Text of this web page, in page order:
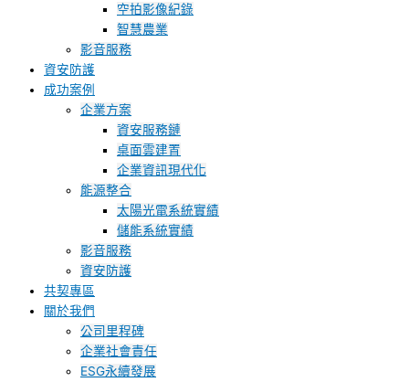
空拍影像紀錄
智慧農業
影音服務
資安防護
成功案例
企業方案
資安服務鏈
桌面雲建置
企業資訊現代化
能源整合
太陽光電系統實績
儲能系統實績
影音服務
資安防護
共契專區
關於我們
公司里程碑
企業社會責任
ESG永續發展